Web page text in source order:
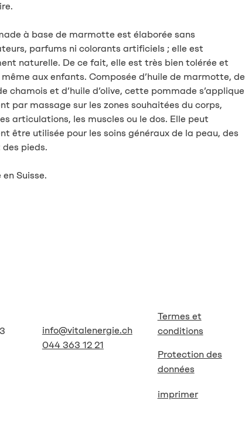
à base de marmotte est élaborée sans
parfums ni colorants artificiels ; elle est
naturelle. De ce fait, elle est très bien tolérée et
aux enfants. Composée d’huile de marmotte, de
chamois et d’huile d’olive, cette pommade s’applique
par massage sur les zones souhaitées du corps,
articulations, les muscles ou le dos. Elle peut
être utilisée pour les soins généraux de la peau, des
pieds.
Suisse.
info@vitalenergie.ch
044 363 12 21
Termes et
conditions
Protection des
données
imprimer